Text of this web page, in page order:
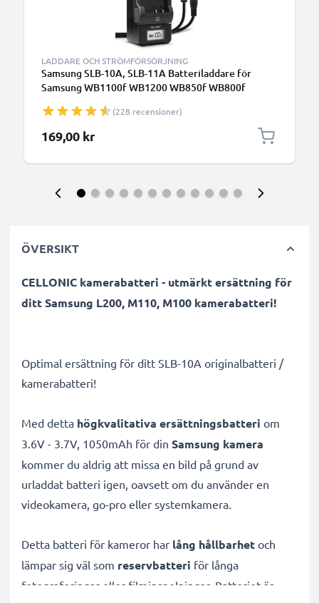
LADDARE OCH STRÖMFÖRSÖRJNING
Samsung SLB-10A, SLB-11A Batteriladdare för
Samsung WB1100f WB1200 WB850f WB800f
WB200f EX1 EX2f L100 Kamerabatterier från
CELLONIC
(228 recensioner)
169,00 kr
ÖVERSIKT
CELLONIC kamerabatteri - utmärkt ersättning för
ditt Samsung L200, M110, M100 kamerabatteri!
Optimal ersättning för ditt SLB-10A originalbatteri /
kamerabatteri!
Med detta högkvalitativa ersättningsbatteri om
3.6V - 3.7V, 1050mAh för din Samsung kamera
kommer du aldrig att missa en bild på grund av
urladdat batteri igen, oavsett om du använder en
videokamera, go-pro eller systemkamera.
Detta batteri för kameror har lång hållbarhet och
lämpar sig väl som reservbatteri för långa
fotograferingar eller filminspelningar. Batteriet är